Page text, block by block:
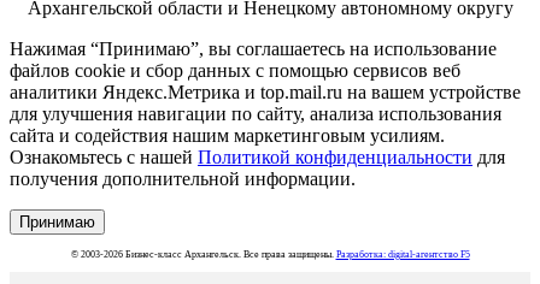
Архангельской области и Ненецкому автономному округу
Нажимая “Принимаю”, вы соглашаетесь на использование
файлов cookie и сбор данных с помощью сервисов веб
аналитики Яндекс.Метрика и top.mail.ru на вашем устройстве
для улучшения навигации по сайту, анализа использования
сайта и содействия нашим маркетинговым усилиям.
Ознакомьтесь с нашей Политикой конфиденциальности для
получения дополнительной информации.
Принимаю
© 2003-2026 Бизнес-класс Архангельск. Все права защищены. Разработка: digital-агентство F5